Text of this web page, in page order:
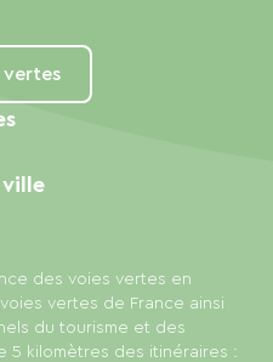
vertes
des voies vertes en
vertes de France ainsi
du tourisme et des
5 kilomètres des itinéraires :